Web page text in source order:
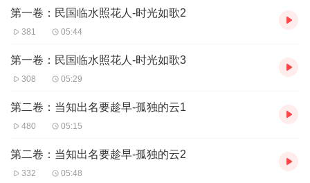
第一卷：民国临水照花人-时光如歌2
381 05:44
第一卷：民国临水照花人-时光如歌3
308 05:29
第二卷：当知出名要趁早-孤独的云1
480 05:15
第二卷：当知出名要趁早-孤独的云2
332 05:48